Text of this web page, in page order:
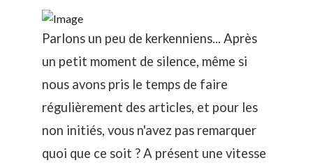
Parlons un peu de kerkenniens... Après
un petit moment de silence, même si
nous avons pris le temps de faire
régulièrement des articles, et pour les
non initiés, vous n'avez pas remarquer
quoi que ce soit ? A présent une vitesse